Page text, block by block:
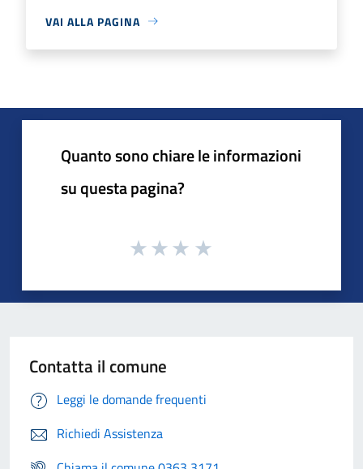
VAI ALLA PAGINA
Quanto sono chiare le informazioni
su questa pagina?
Contatta il comune
Leggi le domande frequenti
Richiedi Assistenza